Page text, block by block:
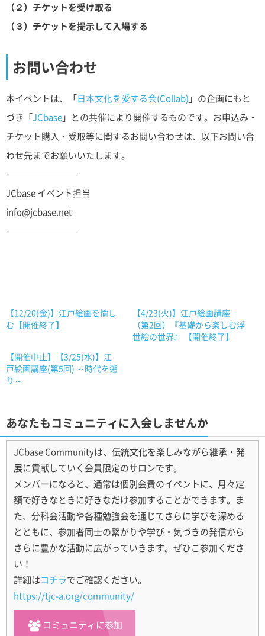
（２）チケットを受け取る
（３）チケットを提示して入場する
お問い合わせ
本イベントは、「日本文化を愛する会(Collab)」の企画にもと
づき「JCbase」との共催により開催するものです。お申込み・
チケット購入・受取等に関するお問い合わせは、以下お問い合
わせ先までお願いいたします。
————————
JCbase イベント担当
info@jcbase.net
————————
【12/20(金)】江戸絵画を愉し
む【開催終了】
【4/23(火)】江戸絵画講座
（第2回）『基礎から楽しむ浮
世絵の世界』 【開催終了】
【開催中止】【3/25(水)】江
戸絵画講座(第5回) ～時代を遡
り～
あなたもコミュニティに入会しませんか
JCbase Communityは、伝統文化を楽しみながら継承・発
展に貢献していく会員限定のサロンです。
メンバーになると、通常は個別会費のイベントに、月々定
額で好きなときに好きなだけ参加することができます。ま
た、分科会活動や各種勉強会を通じてさらに学びを深める
とともに、参加者同士の繋がりや学び・気づきの発信から
さらに豊かな活動に広がっていきます。ぜひご参加くださ
い！
詳細はコチラでご確認ください。
https://tjc-a.org/community/
コミュニティに参加